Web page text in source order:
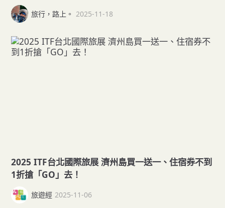
旅行，路上。 2025-11-18
2025 ITF台北國際旅展 濟州島買一送一、住宿券不到
1折搶「GO」去！
旅遊經 2025-11-06